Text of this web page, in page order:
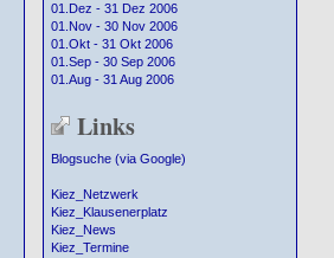
01.Dez - 31 Dez 2006
01.Nov - 30 Nov 2006
01.Okt - 31 Okt 2006
01.Sep - 30 Sep 2006
01.Aug - 31 Aug 2006
Links
Blogsuche (via Google)
Kiez_Netzwerk
Kiez_Klausenerplatz
Kiez_News
Kiez_Termine